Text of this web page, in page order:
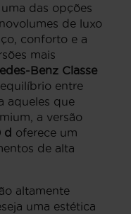
das opções
de luxo
conforto e a
mais
Benz Classe
entre
aqueles que
a versão
d oferece um
de alta
altamente
uma estética